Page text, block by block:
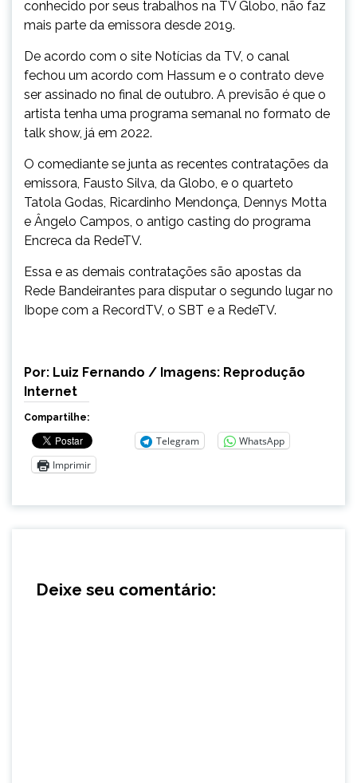
conhecido por seus trabalhos na TV Globo, não faz
mais parte da emissora desde 2019.
De acordo com o site Notícias da TV, o canal
fechou um acordo com Hassum e o contrato deve
ser assinado no final de outubro. A previsão é que o
artista tenha uma programa semanal no formato de
talk show, já em 2022.
O comediante se junta as recentes contratações da
emissora, Fausto Silva, da Globo, e o quarteto
Tatola Godas, Ricardinho Mendonça, Dennys Motta
e Ângelo Campos, o antigo casting do programa
Encreca da RedeTV.
Essa e as demais contratações são apostas da
Rede Bandeirantes para disputar o segundo lugar no
Ibope com a RecordTV, o SBT e a RedeTV.
Por: Luiz Fernando / Imagens: Reprodução
Internet
Compartilhe:
Telegram
WhatsApp
Imprimir
Deixe seu comentário: